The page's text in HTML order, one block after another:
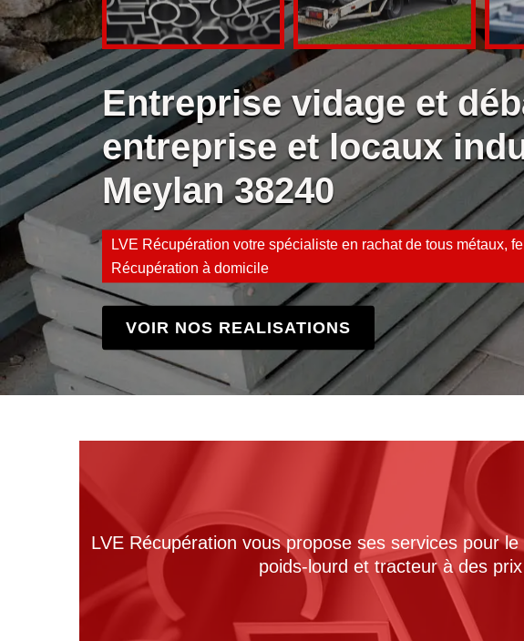
Entreprise vidage et
entreprise et locaux
Meylan 38240
LVE Récupération votre spécialiste en rachat de tous métaux,
Récupération à domicile
VOIR NOS REALISATIONS
LVE Récupération vous propose ses services pour
poids-lourd et tracteur à des